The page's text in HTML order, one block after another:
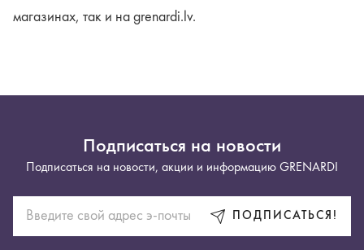
магазинах, так и на grenardi.lv.
Подписаться на новости
Подписаться на новости, акции и информацию GRENARDI
ПОДПИСАТЬСЯ!